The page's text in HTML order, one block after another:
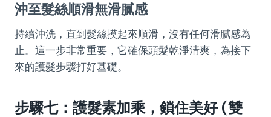
沖至髮絲順滑無滑膩感
持續沖洗，直到髮絲摸起來順滑，沒有任何滑膩感為
止。這一步非常重要，它確保頭髮乾淨清爽，為接下
來的護髮步驟打好基礎。
步驟七：護髮素加乘，鎖住美好 (雙